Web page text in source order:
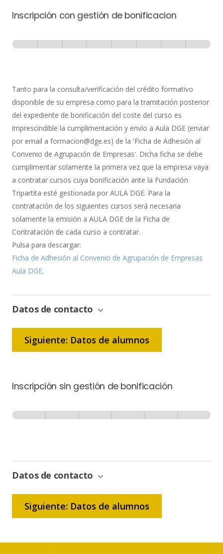
Inscripción con gestión de bonificacion
-
de
Bonificación
Tanto para la consulta/verificación del crédito formativo
disponible de su empresa como para la tramitación posterior
del expediente de bonificación del coste del curso es
imprescindible la cumplimentación y envío a Aula DGE (enviar
por email a formacion@dge.es) de la 'Ficha de Adhesión al
Convenio de Agrupación de Empresas'. Dicha ficha se debe
cumplimentar solamente la primera vez que la empresa vaya
a contratar cursos cuya bonificación ante la Fundación
Tripartita esté gestionada por AULA DGE. Para la
contratación de los siguientes cursos será necesaria
solamente la emisión a AULA DGE de la Ficha de
Contratación de cada curso a contratar.
Pulsa para descargar:
Ficha de Adhesión al Convenio de Agrupación de Empresas
Aula DGE.
Datos de contacto
Siguiente: Datos de alumnos
Inscripción sin gestión de bonificación
-
Bonificación
Datos de contacto
Siguiente: Datos de alumnos